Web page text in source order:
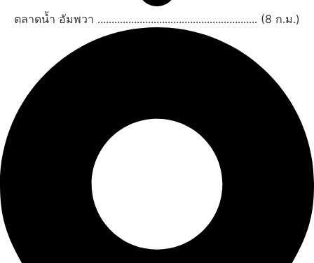
ตลาดน้ำ อัมพวา ......................................................... (8 ก.ม.)